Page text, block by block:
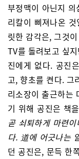
부정맥이 아닌지
리칼이 삐져나온
릿한 감각은, 그것
TV를 돌려보고 싶
진에게 없다. 공진
고, 향초를 켠다. 그
리소장이 출근하는
기 위해 공진은 책
곧 쇠퇴하게 마련
다. 道에 어긋나는
던 공진은, 문득 한